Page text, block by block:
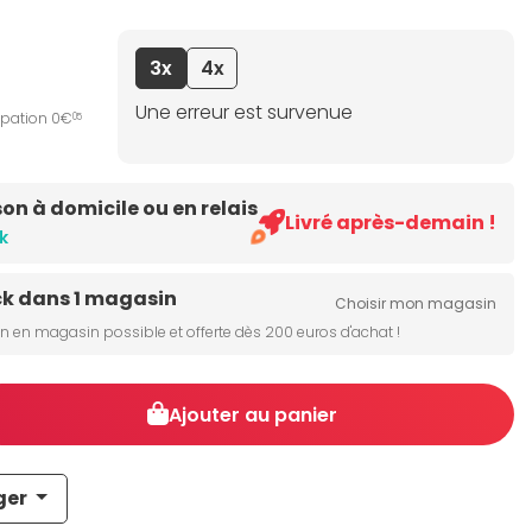
0€05
3x
4x
Une erreur est survenue
à domicile ou en relais
Livré après-demain !
dans 1 magasin
Choisir mon magasin
en magasin possible et offerte dès 200 euros d'achat !
Ajouter au panier